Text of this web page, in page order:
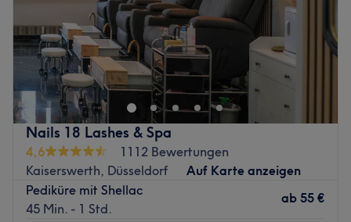
Geschlossen
Mit MIZU SPA Nail Cosmetic hat die Kö-Galerie eine
wundervolle Beautyadresse hinzugewonnen. Hier geht
das erfahrene Team aus Lenka, Huyen und Dung seinem
Handwerk nach. Ob sorgsam modellierte Nägel, perfekt
manikürte Hände oder schwungvolle Wimpern – lass' dich
in der exklusiven Atmosphäre des Salons und der Galerie
ganz nach deinen Wünschen verwöhnen. Deinen
Wunschtermin buchst du dir einfach und bequem mit
Treatwell!
Nails 18 Lashes & Spa
4,6
1112 Bewertungen
Kaiserswerth, Düsseldorf
Auf Karte anzeigen
Pediküre mit Shellac
45 Min. - 1 Std.
ab 55 €